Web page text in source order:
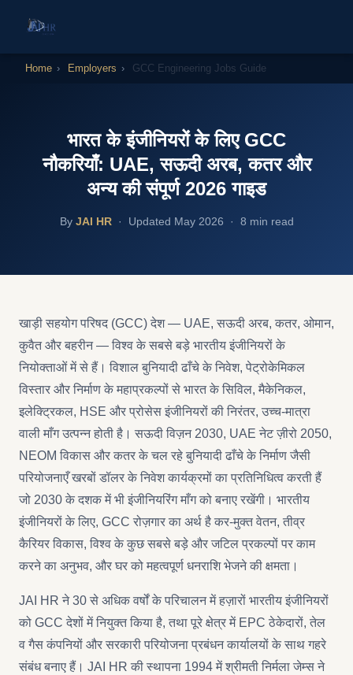
Home › Employers › GCC Engineering Jobs Guide
भारत के इंजीनियरों के लिए GCC
नौकरियाँ: UAE, सऊदी अरब, कतर और
अन्य की संपूर्ण 2026 गाइड
By JAI HR· Updated May 2026 · 8 min read
खाड़ी सहयोग परिषद (GCC) देश — UAE, सऊदी अरब, कतर, ओमान,
कुवैत और बहरीन — विश्व के सबसे बड़े भारतीय इंजीनियरों के
नियोक्ताओं में से हैं। विशाल बुनियादी ढाँचे के निवेश, पेट्रोकेमिकल
विस्तार और निर्माण के महाप्रकल्पों से भारत के सिविल, मैकेनिकल,
इलेक्ट्रिकल, HSE और प्रोसेस इंजीनियरों की निरंतर, उच्च-मात्रा
वाली माँग उत्पन्न होती है। सऊदी विज़न 2030, UAE नेट ज़ीरो 2050,
NEOM विकास और कतर के चल रहे बुनियादी ढाँचे के निर्माण जैसी
परियोजनाएँ खरबों डॉलर के निवेश कार्यक्रमों का प्रतिनिधित्व करती हैं
जो 2030 के दशक में भी इंजीनियरिंग माँग को बनाए रखेंगी। भारतीय
इंजीनियरों के लिए, GCC रोज़गार का अर्थ है कर-मुक्त वेतन, तीव्र
कैरियर विकास, विश्व के कुछ सबसे बड़े और जटिल प्रकल्पों पर काम
करने का अनुभव, और घर को महत्वपूर्ण धनराशि भेजने की क्षमता।
JAI HR ने 30 से अधिक वर्षों के परिचालन में हज़ारों भारतीय इंजीनियरों
को GCC देशों में नियुक्त किया है, तथा पूरे क्षेत्र में EPC ठेकेदारों, तेल
व गैस कंपनियों और सरकारी परियोजना प्रबंधन कार्यालयों के साथ गहरे
संबंध बनाए हैं। JAI HR की स्थापना 1994 में श्रीमती निर्मला जेम्स ने